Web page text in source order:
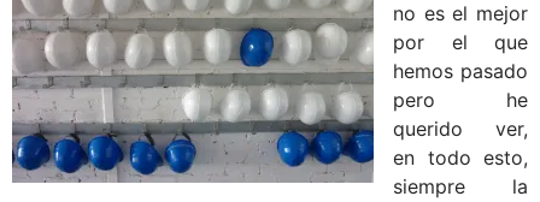
no es el mejor
por el que
hemos pasado
pero he
querido ver,
en todo esto,
siempre la